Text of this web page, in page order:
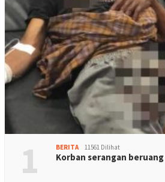
1 BERITA 11561 Dilihat
Korban serangan